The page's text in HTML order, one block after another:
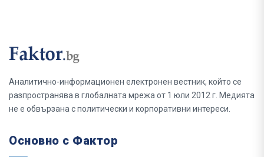
Аналитично-информационен електронен вестник, който се
разпространява в глобалната мрежа от 1 юли 2012 г. Медията
не е обвързана с политически и корпоративни интереси.
Основно с Фактор